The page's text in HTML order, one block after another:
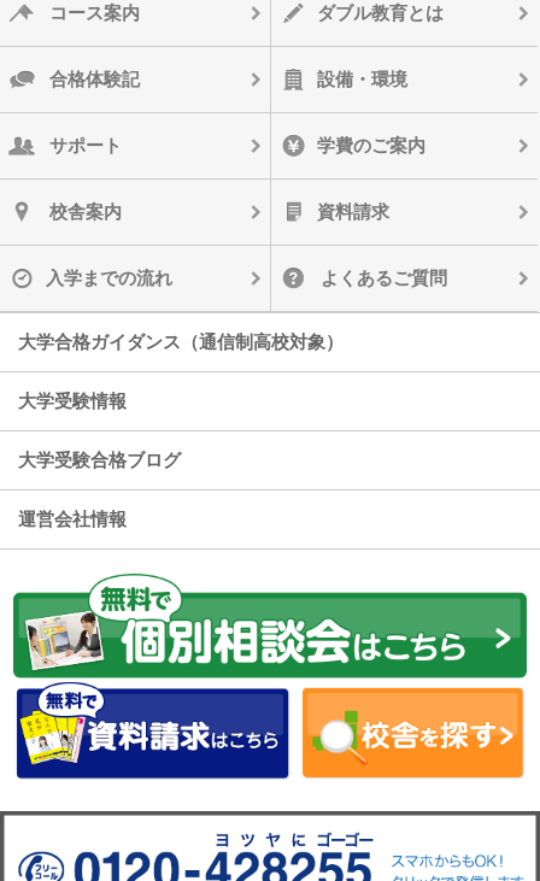
コース案内 ダブル教育とは
合格体験記 設備・環境
サポート 学費のご案内
校舎案内 資料請求
入学までの流れ よくあるご質問
大学合格ガイダンス（通信制高校対象）
大学受験情報
大学受験合格ブログ
運営会社情報